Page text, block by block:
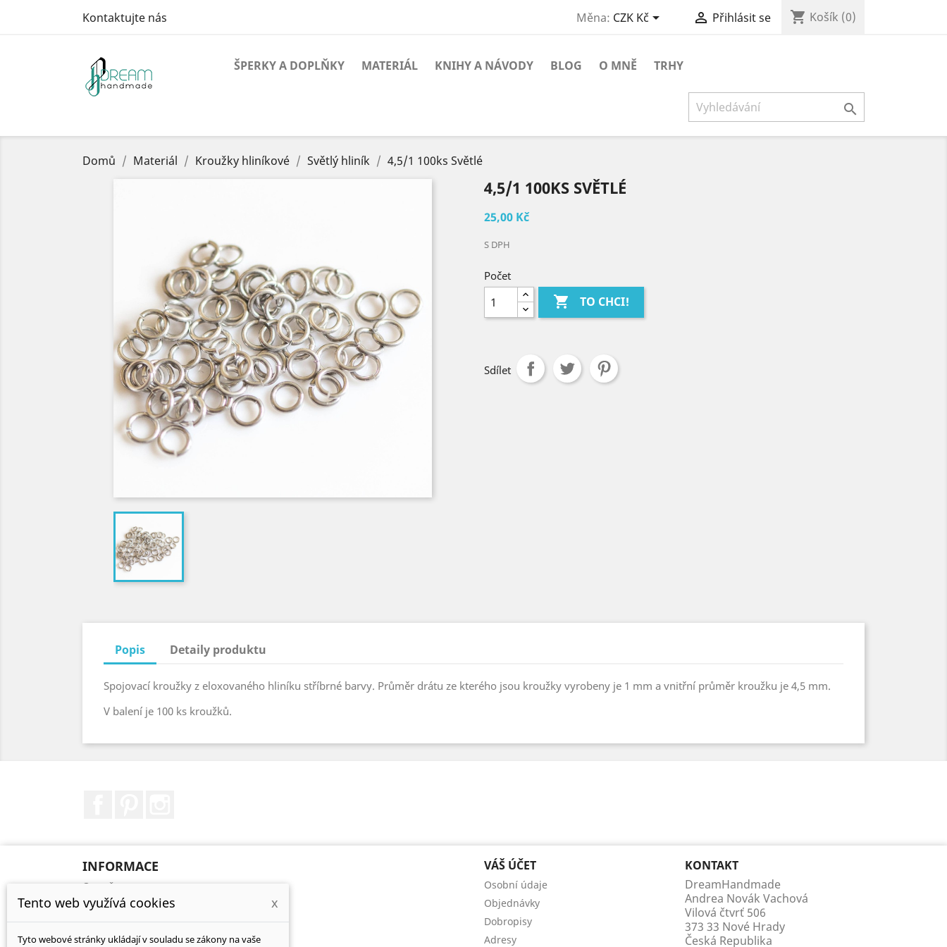
Kontaktujte nás Měna: CZK Kč  Přihlásit se shopping_cart Košík (0)
ŠPERKY A DOPLŇKY MATERIÁL KNIHY A NÁVODY BLOG O MNĚ TRHY

Domů Materiál Kroužky hliníkové Světlý hliník 4,5/1 100ks Světlé
4,5/1 100KS SVĚTLÉ
25,00 Kč
S DPH
Počet
 TO CHCI!
Sdílet
Popis Detaily produktu
Spojovací kroužky z eloxovaného hliníku stříbrné barvy. Průměr drátu ze kterého jsou kroužky vyrobeny je 1 mm a vnitřní průměr kroužku je 4,5 mm.
V balení je 100 ks kroužků.
INFORMACE
O mně
Balení a poštovné
Obchodní podmínky
GDPR
VÁŠ ÚČET
Osobní údaje
Objednávky
Dobropisy
Adresy
KONTAKT
DreamHandmade
Andrea Novák Vachová
Vilová čtvrť 506
373 33 Nové Hrady
Česká Republika
Tento web využívá cookies x
Tyto webové stránky ukládají v souladu se zákony na vaše